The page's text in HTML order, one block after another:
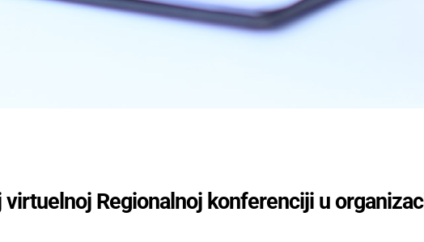
virtuelnoj Regionalnoj konferenciji u